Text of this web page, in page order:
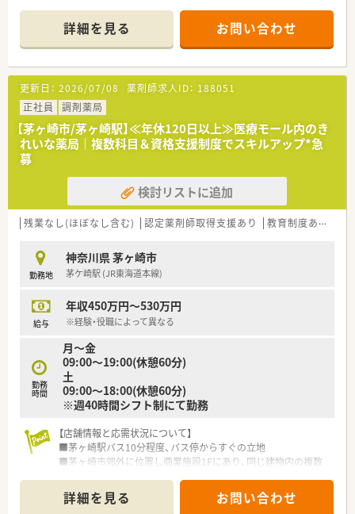
繁忙期は130枚程度応需している状況です
■薬剤師は常勤1名とパート複数名が在籍し常時2名体制で対応
しており、事務スタッフも1名配置されています
■繁忙期には経営者ご夫婦が現場にヘルプに入られるなどのフ
ォロー体制があります
【勤務実態について】
■年間休日120日以上、水曜日と日曜日および祝日に加えて土曜
日の午後も固定でお休みとなります。
■有給休暇（初年度10日）の他、夏期休暇5日・年末年始休暇5日も
■取り扱い医薬品数は約550品目となっており、耳鼻科領域に特
化した専門的な知識を深めながら業務に取り組めます。
■管理薬剤師が初めてでもチャレンジしやすい環境です
■神奈川県綾瀬市と茅ヶ崎市に2つの店舗を展開し、地域に根差
した医療提供を長年にわたり続けております
■創業から30年以上の歴史を持ち、医薬分業の黎明期から保険
■一方の店舗は施設調剤をメインに、もう一方の店舗は外来をメ
インにするなど、地域ニーズに合わせた運営を行っています
【こんな方にオススメ】
■現在の職場で通勤時間が長く悩んでいる方や、茅ヶ崎の地元で
働きたい方にオススメの店舗です
■転勤を伴う異動の心配をすることなく、ひとつの店舗で地域に
密着しながら腰を据えて長期的な就業を目指したい方に最適で
■週休2.5日制や年間休日120日以上の条件に魅力を感じ、プラ
イベートの時間をしっかりと確保したい方に最適な環境です
詳細を見る お問い合わせ
更新日： 2026/07/08 薬剤師求人ID： 188051
正社員
調剤薬局
【茅ヶ崎市/茅ヶ崎駅】≪年休120日以上≫医療モール内のき
れいな薬局｜複数科目＆資格支援制度でスキルアップ*急
募
検討リストに追加
残業なし(ほぼなし含む) 認定薬剤師取得支援あり 教育制度あり
勤務地
神奈川県 茅ヶ崎市
茅ケ崎駅 (JR東海道本線)
給与
年収450万円～530万円
※経験・役職によって異なる
勤務
時間
月～金
09:00～19:00(休憩60分)
土
09:00～18:00(休憩60分)
※週40時間シフト制にて勤務
【店舗情報と応需状況について】
■茅ヶ崎駅バス10分程度、バス停からすぐの立地
■茅ヶ崎市郊外に位置し商業施設1Fにあり、同じ建物内の複数
■人気があり比較的忙しい店舗ですが、繁忙期には派遣やヘルプ
の薬剤師さんも受入れながら常時7名前後の人数体制を確保して
詳細を見る お問い合わせ